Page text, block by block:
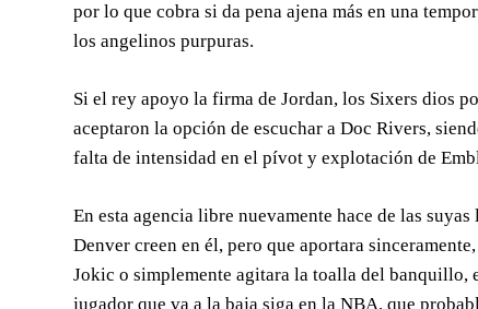
por lo que cobra si da pena ajena más en una
los angelinos purpuras.
Si el rey apoyo la firma de Jordan, los Sixers dios
aceptaron la opción de escuchar a Doc Rivers,
falta de intensidad en el pívot y explotación de
En esta agencia libre nuevamente hace de las suyas
Denver creen en él, pero que aportara
Jokic o simplemente agitara la toalla del banquillo,
jugador que va a la baja siga en la NBA, que